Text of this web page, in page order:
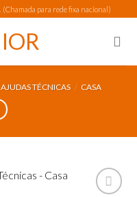
(Chamada para rede fixa nacional)
AJUDAS TÉCNICAS / CASA